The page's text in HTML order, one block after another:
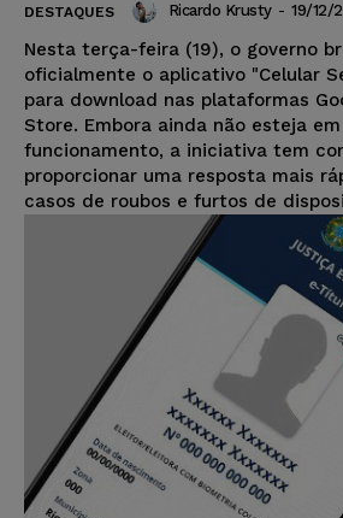
DESTAQUES Ricardo Krusty - 19/12/
Nesta terça-feira (19), o governo
oficialmente o aplicativo "Celular
para download nas plataformas
Store. Embora ainda não esteja
funcionamento, a iniciativa tem
proporcionar uma resposta mais
casos de roubos e furtos de